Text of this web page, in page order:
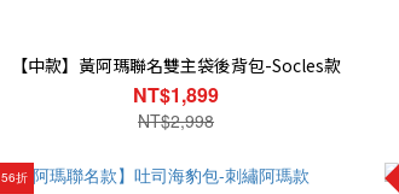
【中款】黃阿瑪聯名雙主袋後背包-Socles款
NT$1,899
NT$2,998
56折